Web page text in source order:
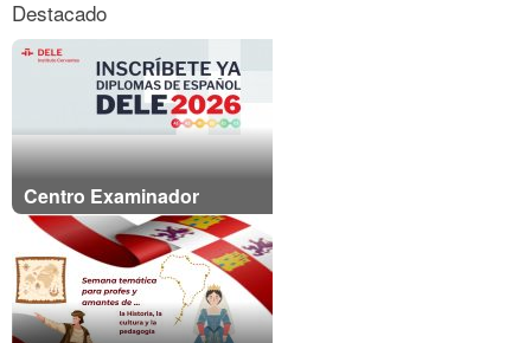
Destacado
Centro Examinador